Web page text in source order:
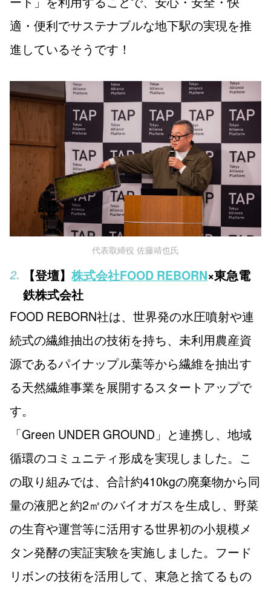
適・便利でサステナブルな地下駅の実現を推
進しているそうです！
代表取締役 佐藤靖也氏
【登壇】株式会社FOOD REBORN×東急電
鉄株式会社
FOOD REBORN社は、世界発の水圧噴射や連
続式の繊維抽出の技術を持ち、未利用農産資
源であるパイナップル葉等から繊維を抽出す
る天然繊維事業を展開するスタートアップで
す。
「Green UNDER GROUND」と連携し、地域
循環のコミュニティ形成を実現しました。こ
の取り組みでは、合計約410kgの廃棄物から同
量の液肥と約2㎡のバイオガスを生成し、野菜
の生育や運営等に活用する世界初の小規模メ
タン発酵の実証実験を実施しました。フード
リボンの技術を活用して、東急と捨てるもの